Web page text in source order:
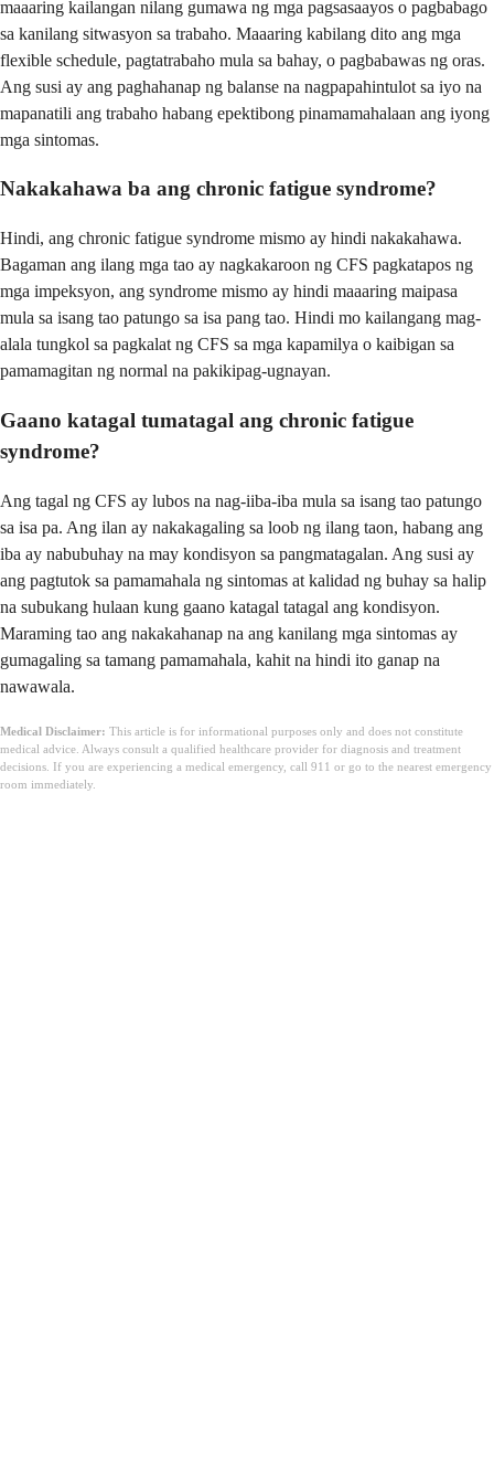
maaaring kailangan nilang gumawa ng mga pagsasaayos o pagbabago
sa kanilang sitwasyon sa trabaho. Maaaring kabilang dito ang mga
flexible schedule, pagtatrabaho mula sa bahay, o pagbabawas ng oras.
Ang susi ay ang paghahanap ng balanse na nagpapahintulot sa iyo na
mapanatili ang trabaho habang epektibong pinamamahalaan ang iyong
mga sintomas.
Nakakahawa ba ang chronic fatigue syndrome?
Hindi, ang chronic fatigue syndrome mismo ay hindi nakakahawa.
Bagaman ang ilang mga tao ay nagkakaroon ng CFS pagkatapos ng
mga impeksyon, ang syndrome mismo ay hindi maaaring maipasa
mula sa isang tao patungo sa isa pang tao. Hindi mo kailangang mag-
alala tungkol sa pagkalat ng CFS sa mga kapamilya o kaibigan sa
pamamagitan ng normal na pakikipag-ugnayan.
Gaano katagal tumatagal ang chronic fatigue
syndrome?
Ang tagal ng CFS ay lubos na nag-iiba-iba mula sa isang tao patungo
sa isa pa. Ang ilan ay nakakagaling sa loob ng ilang taon, habang ang
iba ay nabubuhay na may kondisyon sa pangmatagalan. Ang susi ay
ang pagtutok sa pamamahala ng sintomas at kalidad ng buhay sa halip
na subukang hulaan kung gaano katagal tatagal ang kondisyon.
Maraming tao ang nakakahanap na ang kanilang mga sintomas ay
gumagaling sa tamang pamamahala, kahit na hindi ito ganap na
nawawala.
Medical Disclaimer: This article is for informational purposes only and does not constitute
medical advice. Always consult a qualified healthcare provider for diagnosis and treatment
decisions. If you are experiencing a medical emergency, call 911 or go to the nearest emergency
room immediately.